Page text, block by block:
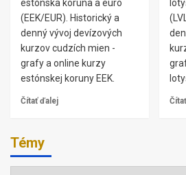
estónska koruna a euro
(EEK/EUR). Historický a
denný vývoj devízových
kurzov cudzích mien -
grafy a online kurzy
estónskej koruny EEK.
Čítať ďalej
Témy